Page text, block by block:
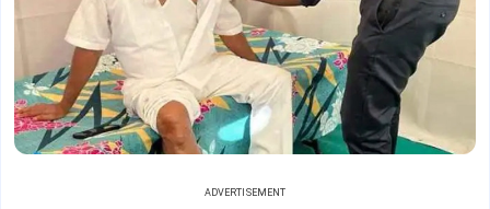
ADVERTISEMENT